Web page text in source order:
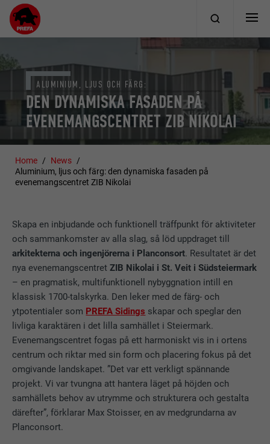
DEN DYNAMISKA FASADEN PÅ
EVENEMANGSCENTRET ZIB NIKOLAI
ALUMINIUM, LJUS OCH FÄRG:
Home
News
Aluminium, ljus och färg: den dynamiska fasaden på
evenemangscentret ZIB Nikolai
Skapa en inbjudande och funktionell träffpunkt för aktiviteter
och sammankomster av alla slag, så löd uppdraget till
arkitekterna och ingenjörerna i Planconsort. Resultatet är det
nya evenemangscentretZIB Nikolai i St. Veit i Südsteiermark
– en pragmatisk, multifunktionell nybyggnation intill en
klassisk 1700-talskyrka. Den leker med de färg- och
ytpotentialer som PREFA Sidings skapar och speglar den
livliga karaktären i det lilla samhället i Steiermark.
Evenemangscentret fogas på ett harmoniskt vis in i ortens
centrum och riktar med sin form och placering fokus på det
omgivande landskapet. ”Det var ett verkligt spännande
projekt. Vi var tvungna att hantera läget på höjden och
samhällets behov av utrymme och strukturera och gestalta
därefter”, förklarar Max Stoisser, en av medgrundarna av
Planconsort.